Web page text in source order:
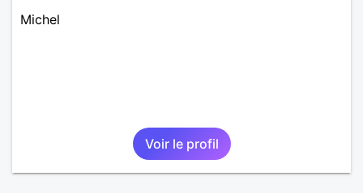
Michel
Voir le profil